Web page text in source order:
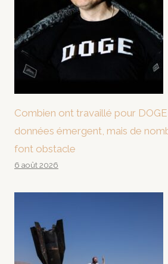
Combien ont travaillé pour
données émergent, mais de
font obstacle
6 août 2026